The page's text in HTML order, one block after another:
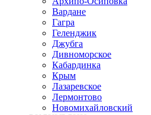
Вардане
Гагра
Геленджик
Джубга
Дивноморское
Кабардинка
Крым
Лазаревское
Лермонтово
Новомихайловский